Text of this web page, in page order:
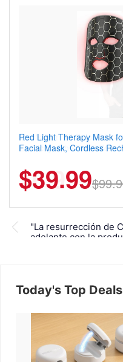
Red Light Therapy Mask
Facial Mask, Cordless
$39.99
Men's Slim Fit Polo Shirt –
Elasticity, Athletic Fit Polo
$6.99$29.99
"La resurrección de
adelante con la
Today's Top Deals